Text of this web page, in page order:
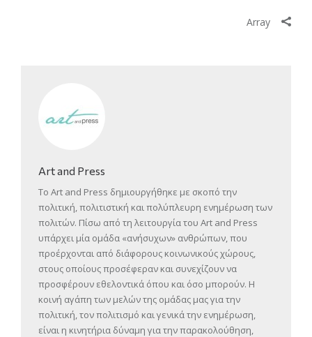
Array
Art and Press
Το Art and Press δημιουργήθηκε με σκοπό την
πολιτική, πολιτιστική και πολύπλευρη ενημέρωση των
πολιτών. Πίσω από τη λειτουργία του Art and Press
υπάρχει μία ομάδα «ανήσυχων» ανθρώπων, που
προέρχονται από διάφορους κοινωνικούς χώρους,
στους οποίους προσέφεραν και συνεχίζουν να
προσφέρουν εθελοντικά όπου και όσο μπορούν. Η
κοινή αγάπη των μελών της ομάδας μας για την
πολιτική, τον πολιτισμό και γενικά την ενημέρωση,
είναι η κινητήρια δύναμη για την παρακολούθηση,